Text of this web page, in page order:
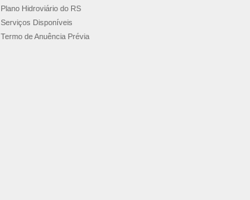
Plano Hidroviário do RS
Serviços Disponíveis
Termo de Anuência Prévia